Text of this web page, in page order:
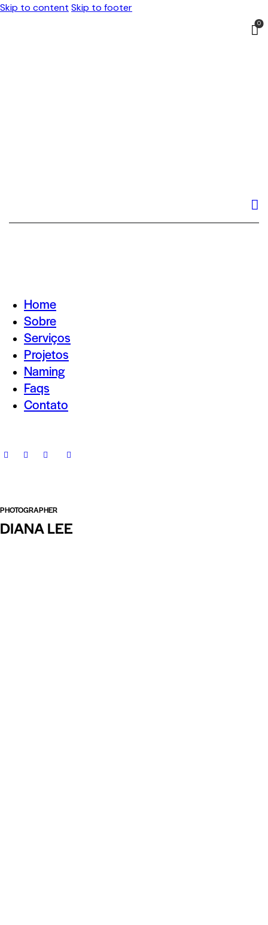
Skip to content Skip to footer
0
Home
Sobre
Serviços
Projetos
Naming
Faqs
Contato
PHOTOGRAPHER
DIANA LEE